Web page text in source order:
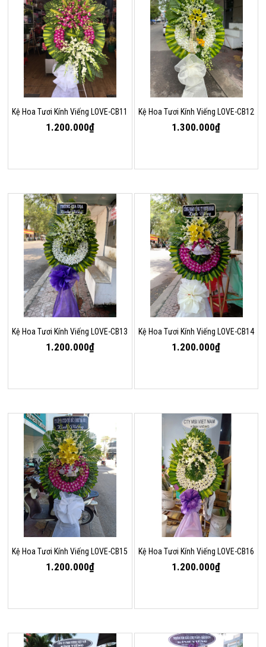
Kệ Hoa Tươi Kính Viếng LOVE-CB11
1.200.000₫
Kệ Hoa Tươi Kính Viếng LOVE-CB12
1.300.000₫
Kệ Hoa Tươi Kính Viếng LOVE-CB13
1.200.000₫
Kệ Hoa Tươi Kính Viếng LOVE-CB14
1.200.000₫
Kệ Hoa Tươi Kính Viếng LOVE-CB15
1.200.000₫
Kệ Hoa Tươi Kính Viếng LOVE-CB16
1.200.000₫